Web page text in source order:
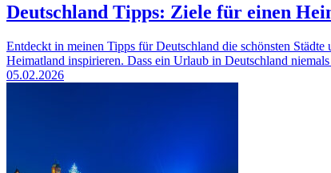
Deutschland Tipps: Ziele für einen
Entdeckt in meinen Tipps für Deutschland die schönsten
Heimatland inspirieren. Dass ein Urlaub in Deutschland
05.02.2026